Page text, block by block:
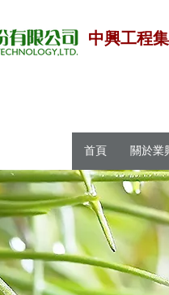
中興工程
首頁 關於業